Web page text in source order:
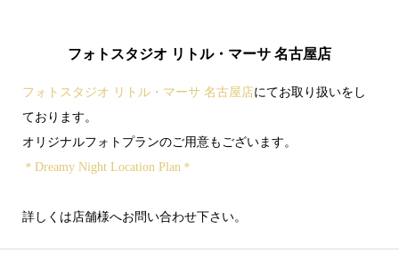
フォトスタジオ リトル・マーサ 名古屋店
フォトスタジオ リトル・マーサ 名古屋店にてお取り扱いをし
ております。
オリジナルフォトプランのご用意もございます。
＊Dreamy Night Location Plan＊
詳しくは店舗様へお問い合わせ下さい。